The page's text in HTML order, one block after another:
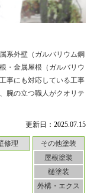
更新日：2025.07.15
修理
その他塗装
屋根塗装
樋塗装
外構・エクス
系外壁（ガルバリウム鋼
・金属屋根（ガルバリウ
事にも対応している工事
腕の立つ職人がクオリテ